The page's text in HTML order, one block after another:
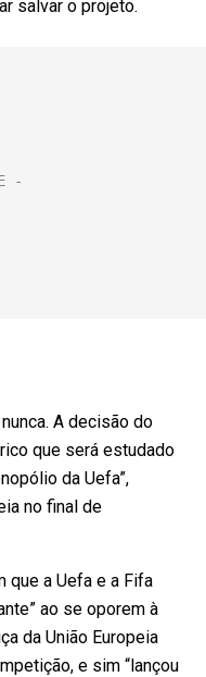
salvar o projeto.
A decisão do
que será estudado
da Uefa”,
no final de
que a Uefa e a Fifa
ao se oporem à
da União Europeia
e sim “lançou